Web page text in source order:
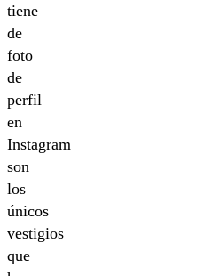
tiene
de
foto
de
perfil
en
Instagram
son
los
únicos
vestigios
que